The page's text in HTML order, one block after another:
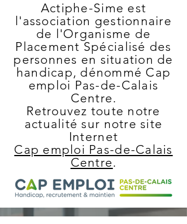
Actiphe-Sime est
l'association gestionnaire
de l'Organisme de
Placement Spécialisé des
personnes en situation de
handicap, dénommé Cap
emploi Pas-de-Calais
Centre.
Retrouvez toute notre
actualité sur notre site
Internet
Cap emploi Pas-de-Calais
Centre.